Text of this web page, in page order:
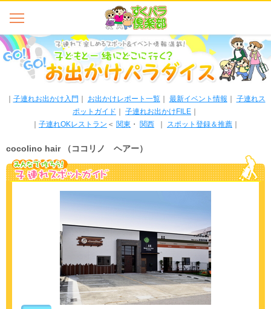
子連れお出かけ入門 お出かけレポート一覧｜ 最新イベント情報
子連れス
ポットガイド
子連れお出かけFILE
子連れOKレストラン ＜ 関東 ・ 関西 スポット登録＆推薦
cocolino hair （ココリノ ヘアー）